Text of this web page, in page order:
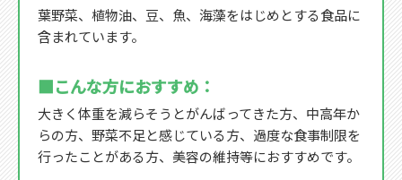
葉野菜、植物油、豆、魚、海藻をはじめとする食品に
含まれています。
■こんな方におすすめ：
大きく体重を減らそうとがんばってきた方、中高年か
らの方、野菜不足と感じている方、過度な食事制限を
行ったことがある方、美容の維持等におすすめです。